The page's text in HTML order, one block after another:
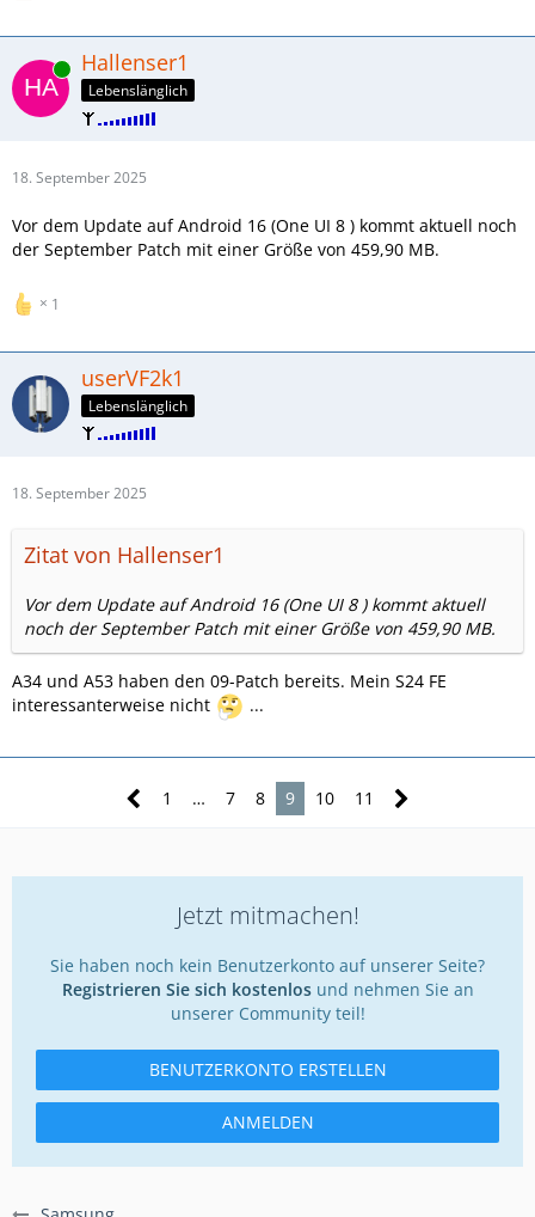
Online Hallenser1
Lebenslänglich
18. September 2025
Vor dem Update auf Android 16 (One UI 8 ) kommt aktuell noch
der September Patch mit einer Größe von 459,90 MB.
1
userVF2k1
Lebenslänglich
18. September 2025
Zitat von Hallenser1
Vor dem Update auf Android 16 (One UI 8 ) kommt aktuell
noch der September Patch mit einer Größe von 459,90 MB.
A34 und A53 haben den 09-Patch bereits. Mein S24 FE
interessanterweise nicht
...
1 … 7 8 9 10 11
Jetzt mitmachen!
Sie haben noch kein Benutzerkonto auf unserer Seite?
Registrieren Sie sich kostenlosund nehmen Sie an
unserer Community teil!
BENUTZERKONTO ERSTELLEN
ANMELDEN